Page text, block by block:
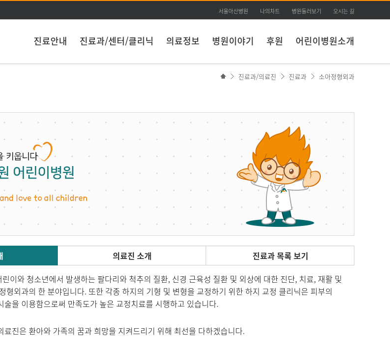
주메뉴 바로가기
본문 바로가기
서울아산병원 나의차트 병원둘러보기 오시는 길
진료안내 진료과/센터/클리닉 의료정보 병원이야기 후원 어린이병원소개
진료과/의료진 진료과 소아정형외과
의료진 소개
진료과 목록 보기
이와 청소년에서 발생하는 팔다리와 척추의 질환, 신경 근육성 질환 및 외상에 대한 진단, 치료, 재활 및
형외과의 한 분야입니다. 또한 각종 하지의 기형 및 변형을 교정하기 위한 하지 교정 클리닉은 피부의
술을 이용함으로써 만족도가 높은 교정치료를 시행하고 있습니다.
료진은 환아와 가족의 꿈과 희망을 지켜드리기 위해 최선을 다하겠습니다.